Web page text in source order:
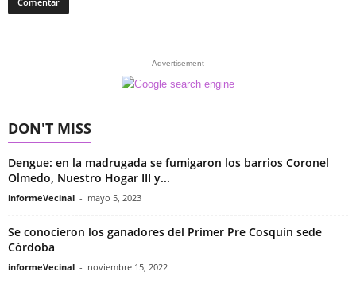
- Advertisement -
DON'T MISS
Dengue: en la madrugada se fumigaron los barrios Coronel
Olmedo, Nuestro Hogar III y...
informeVecinal - mayo 5, 2023
Se conocieron los ganadores del Primer Pre Cosquín sede
Córdoba
informeVecinal - noviembre 15, 2022